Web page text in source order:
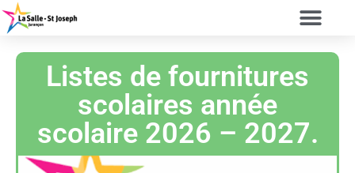
Listes de fournitures
scolaires année
scolaire 2026 – 2027.